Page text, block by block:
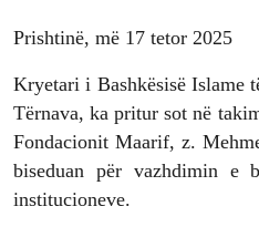
Prishtinë, më 17 tetor 2025
Kryetari i Bashkësisë Islame
Tërnava, ka pritur sot në
Fondacionit Maarif, z.
biseduan për vazhdimin e
institucioneve.